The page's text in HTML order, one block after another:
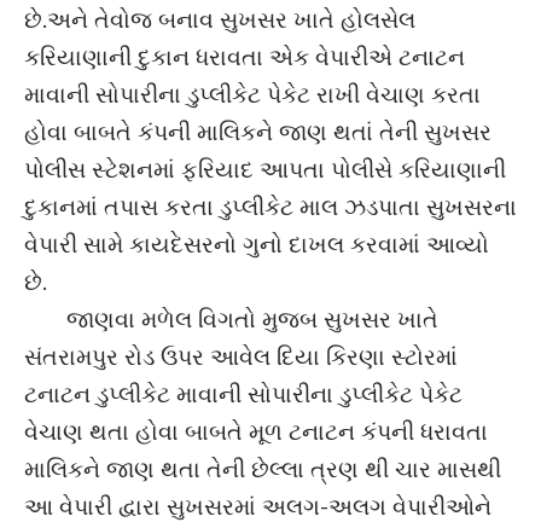
છે.અને તેવોજ બનાવ સુખસર ખાતે હોલસેલ
કરિયાણાની દુકાન ધરાવતા એક વેપારીએ ટનાટન
માવાની સોપારીના ડુપ્લીકેટ પેકેટ રાખી વેચાણ કરતા
હોવા બાબતે કંપની માલિકને જાણ થતાં તેની સુખસર
પોલીસ સ્ટેશનમાં ફરિયાદ આપતા પોલીસે કરિયાણાની
દુકાનમાં તપાસ કરતા ડુપ્લીકેટ માલ ઝડપાતા સુખસરના
વેપારી સામે કાયદેસરનો ગુનો દાખલ કરવામાં આવ્યો
છે.
જાણવા મળેલ વિગતો મુજબ સુખસર ખાતે
સંતરામપુર રોડ ઉપર આવેલ દિયા કિરણા સ્ટોરમાં
ટનાટન ડુપ્લીકેટ માવાની સોપારીના ડુપ્લીકેટ પેકેટ
વેચાણ થતા હોવા બાબતે મૂળ ટનાટન કંપની ધરાવતા
માલિકને જાણ થતા તેની છેલ્લા ત્રણ થી ચાર માસથી
આ વેપારી દ્વારા સુખસરમાં અલગ-અલગ વેપારીઓને